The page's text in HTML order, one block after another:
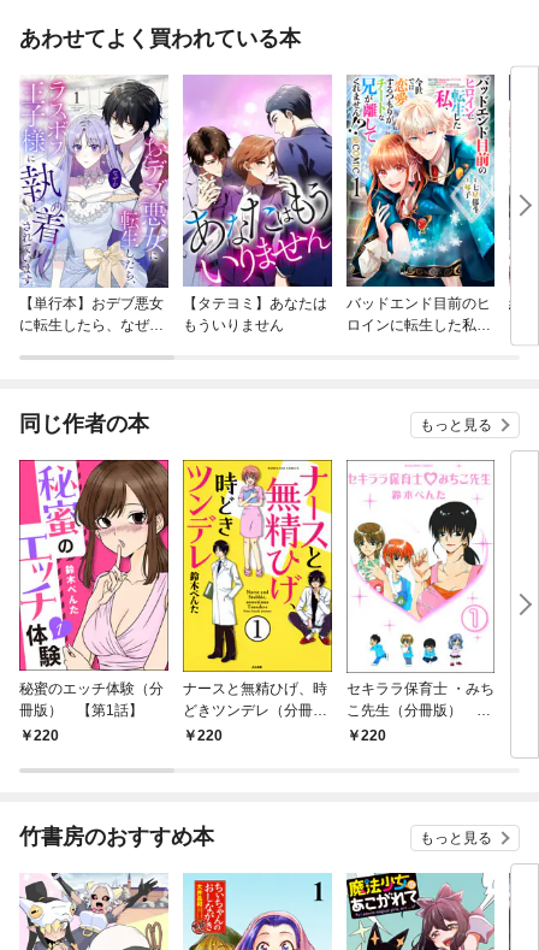
あわせてよく買われている本
【単行本】おデブ悪女
に転生したら、なぜか
【タテヨミ】あなたは
もういりません
バッドエンド目前のヒ
ロインに転生した私、
結
同じ作者の本 もっと見る
秘蜜のエッチ体験（分
冊版） 【第1話】
220
ナースと無精ひげ、時
どきツンデレ（分冊
版） 【第1話】
220
セキララ保育士 ・みち
こ先生（分冊版）
【第1話】
220
竹書房のおすすめ本 もっと見る